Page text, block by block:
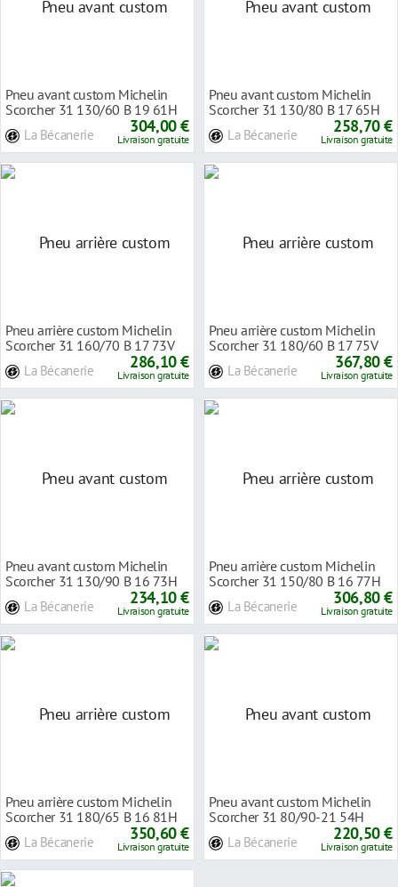
Pneu avant custom Michelin
Scorcher 31 130/60 B 19 61H
La Bécanerie 304,00 €
Livraison gratuite
Pneu avant custom Michelin
Scorcher 31 130/80 B 17 65H
La Bécanerie 258,70 €
Livraison gratuite
Pneu arrière custom Michelin
Scorcher 31 160/70 B 17 73V
La Bécanerie 286,10 €
Livraison gratuite
Pneu arrière custom Michelin
Scorcher 31 180/60 B 17 75V
La Bécanerie 367,80 €
Livraison gratuite
Pneu avant custom Michelin
Scorcher 31 130/90 B 16 73H
La Bécanerie 234,10 €
Livraison gratuite
Pneu arrière custom Michelin
Scorcher 31 150/80 B 16 77H
La Bécanerie 306,80 €
Livraison gratuite
Pneu arrière custom Michelin
Scorcher 31 180/65 B 16 81H
La Bécanerie 350,60 €
Livraison gratuite
Pneu avant custom Michelin
Scorcher 31 80/90-21 54H
La Bécanerie 220,50 €
Livraison gratuite